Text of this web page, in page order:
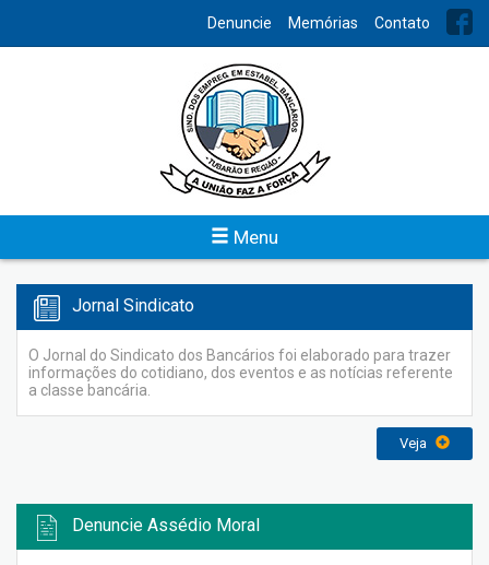
Denuncie Memórias Contato
Menu
Previsão Orçamentária
O Sindicato dos Bancários de Tubarão e Região disponibiliza o
acesso do planejamento das atividades financeiras da
entidade para conhecimento de todos.
Jornal Sindicato
O Jornal do Sindicato dos Bancários foi elaborado para trazer
informações do cotidiano, dos eventos e as notícias referente
a classe bancária.
Veja
Denuncie Assédio Moral